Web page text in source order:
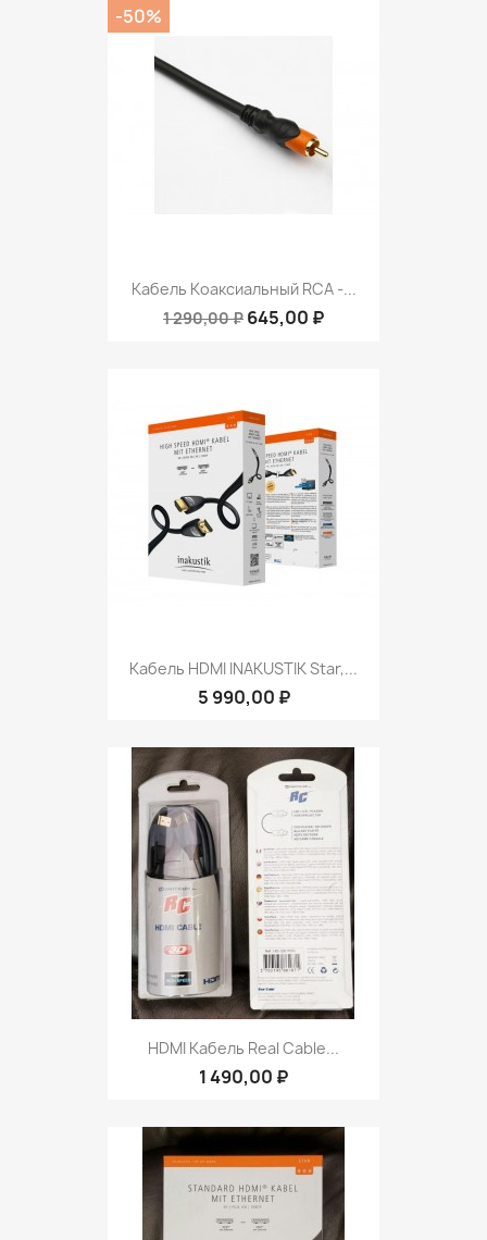
Кабель Коаксиальный RCA -...
1 290,00 ₽ 645,00 ₽
-50%
Кабель HDMI INAKUSTIK Star,...
5 990,00 ₽
HDMI Кабель Real Cable...
1 490,00 ₽